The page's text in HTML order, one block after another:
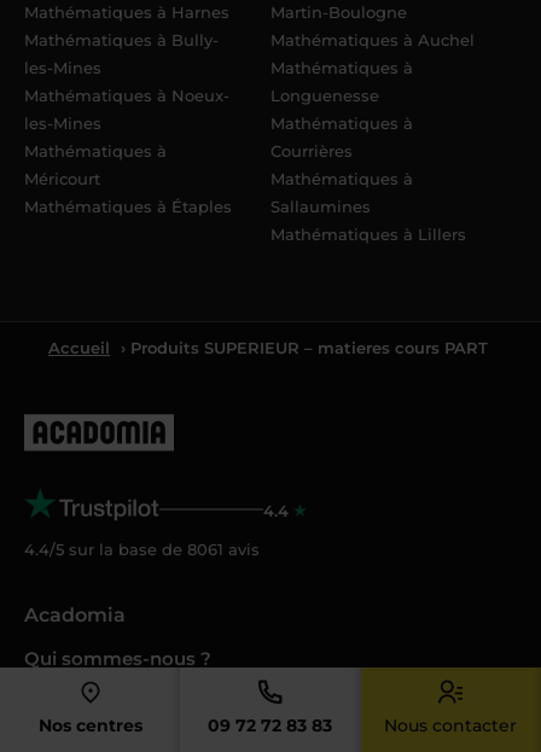
Nos centres 09 72 72 83 83 Nous contacter
Mathématiques à Harnes
Mathématiques à Bully-
les-Mines
Mathématiques à Noeux-
les-Mines
Mathématiques à
Méricourt
Mathématiques à Étaples
Martin-Boulogne
Mathématiques à Auchel
Mathématiques à
Longuenesse
Mathématiques à
Courrières
Mathématiques à
Sallaumines
Mathématiques à Lillers
Accueil › Produits SUPERIEUR – matieres cours PART
4.4
4.4/5 sur la base de 8061 avis
Acadomia
Qui sommes-nous ?
Nos tarifs
Crédit d’impôt